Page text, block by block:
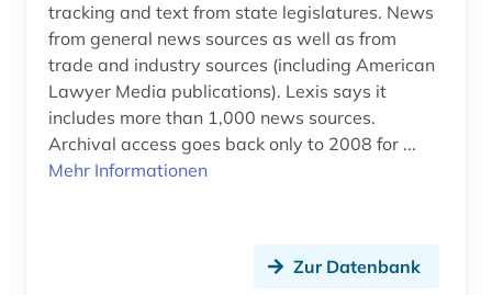
tracking and text from state legislatures. News
from general news sources as well as from
trade and industry sources (including American
Lawyer Media publications). Lexis says it
includes more than 1,000 news sources.
Archival access goes back only to 2008 for ...
Mehr Informationen
Zur Datenbank